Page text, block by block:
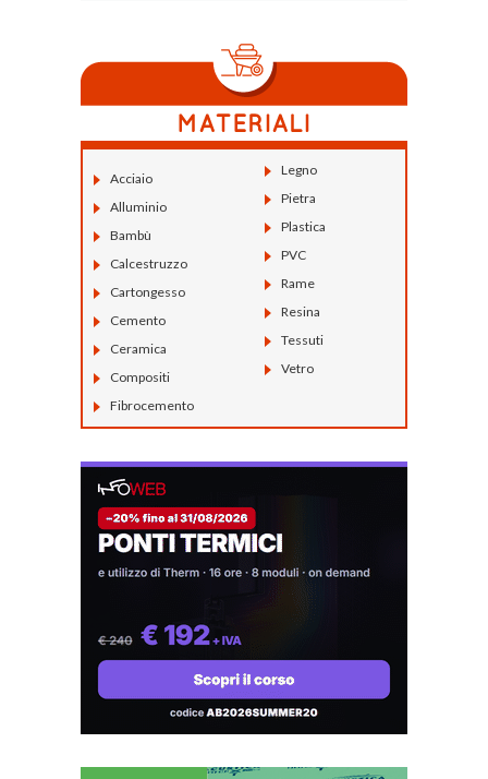
Acciaio
Alluminio
Bambù
Calcestruzzo
Cartongesso
Cemento
Ceramica
Compositi
Fibrocemento
Legno
Pietra
Plastica
PVC
Rame
Resina
Tessuti
Vetro